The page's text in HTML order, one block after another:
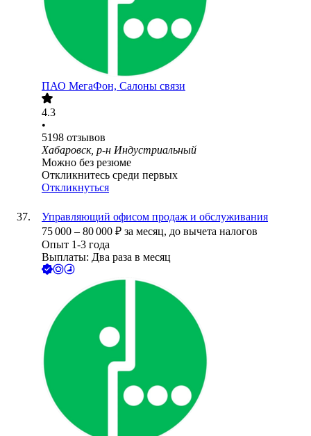
ПАО МегаФон, Салоны связи
4.3
•
5198 отзывов
Хабаровск, р-н Индустриальный
Можно без резюме
Откликнитесь среди первых
Откликнуться
Управляющий офисом продаж и обслуживания
75 000 – 80 000 ₽ за месяц, до вычета налогов
Опыт 1-3 года
Выплаты: Два раза в месяц